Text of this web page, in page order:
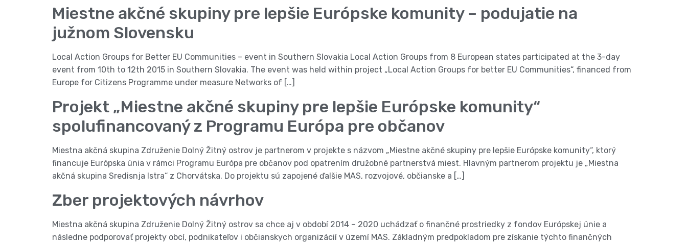
Miestne akčné skupiny pre lepšie Európske komunity – podujatie na
južnom Slovensku
Local Action Groups for Better EU Communities – event in Southern Slovakia Local Action Groups from 8 European states participated at the 3-day
event from 10th to 12th 2015 in Southern Slovakia. The event was held within project „Local Action Groups for better EU Communities“, financed from
Europe for Citizens Programme under measure Networks of […]
Projekt „Miestne akčné skupiny pre lepšie Európske komunity“
spolufinancovaný z Programu Európa pre občanov
Miestna akčná skupina Združenie Dolný Žitný ostrov je partnerom v projekte s názvom „Miestne akčné skupiny pre lepšie Európske komunity“, ktorý
financuje Európska únia v rámci Programu Európa pre občanov pod opatrením družobné partnerstvá miest. Hlavným partnerom projektu je „Miestna
akčná skupina Sredisnja Istra“ z Chorvátska. Do projektu sú zapojené ďalšie MAS, rozvojové, občianske a […]
Zber projektových návrhov
Miestna akčná skupina Združenie Dolný Žitný ostrov sa chce aj v období 2014 – 2020 uchádzať o finančné prostriedky z fondov Európskej únie a
následne podporovať projekty obcí, podnikateľov i občianskych organizácií v území MAS. Základným predpokladom pre získanie týchto finančných